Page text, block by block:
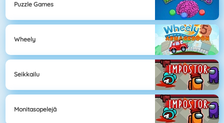
Puzzle Games
Wheely
Seikkailu
Monitasopelejä